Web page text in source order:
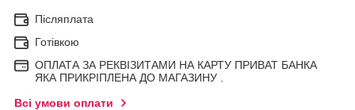
Післяплата
Готівкою
ОПЛАТА ЗА РЕКВІЗИТАМИ НА КАРТУ ПРИВАТ БАНКА
ЯКА ПРИКРІПЛЕНА ДО МАГАЗИНУ .
Всі умови оплати